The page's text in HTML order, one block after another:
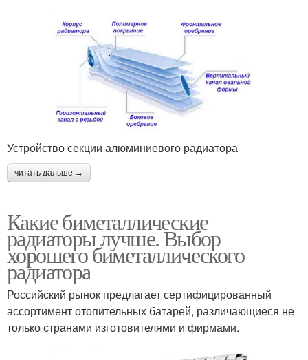
Устройство секции алюминиевого радиатора
читать дальше →
Какие биметаллические
радиаторы лучше. Выбор
хорошего биметаллического
радиатора
Российский рынок предлагает сертифицированный
ассортимент отопительных батарей, различающиеся не
только странами изготовителями и фирмами.